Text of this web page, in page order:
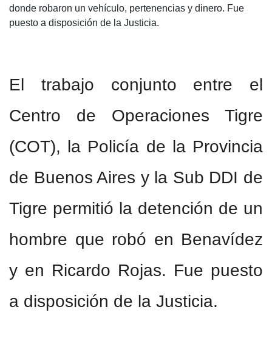
donde robaron un vehículo, pertenencias y dinero. Fue
puesto a disposición de la Justicia.
El trabajo conjunto entre el
Centro de Operaciones Tigre
(COT), la Policía de la Provincia
de Buenos Aires y la Sub DDI de
Tigre permitió la detención de un
hombre que robó en Benavídez
y en Ricardo Rojas. Fue puesto
a disposición de la Justicia.